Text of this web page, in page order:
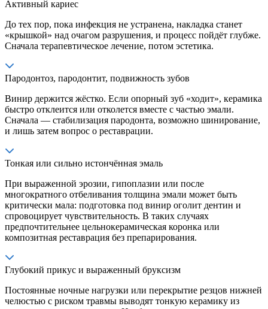
Активный кариес
До тех пор, пока инфекция не устранена, накладка станет
«крышкой» над очагом разрушения, и процесс пойдёт глубже.
Сначала терапевтическое лечение, потом эстетика.
Пародонтоз, пародонтит, подвижность зубов
Винир держится жёстко. Если опорный зуб «ходит», керамика
быстро отклеится или отколется вместе с частью эмали.
Сначала — стабилизация пародонта, возможно шинирование,
и лишь затем вопрос о реставрации.
Тонкая или сильно истончённая эмаль
При выраженной эрозии, гипоплазии или после
многократного отбеливания толщина эмали может быть
критически мала: подготовка под винир оголит дентин и
спровоцирует чувствительность. В таких случаях
предпочтительнее цельнокерамическая коронка или
композитная реставрация без препарирования.
Глубокий прикус и выраженный бруксизм
Постоянные ночные нагрузки или перекрытие резцов нижней
челюстью с риском травмы выводят тонкую керамику из